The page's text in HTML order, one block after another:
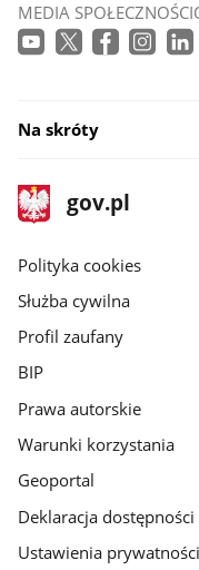
MEDIA
Na skróty
stopka
gov.pl
Strona
gov.pl
gov.pl
Polityka cookies
Służba cywilna
Profil zaufany
BIP
Prawa autorskie
Warunki korzystania
Geoportal
Deklaracja
Ustawienia prywatności